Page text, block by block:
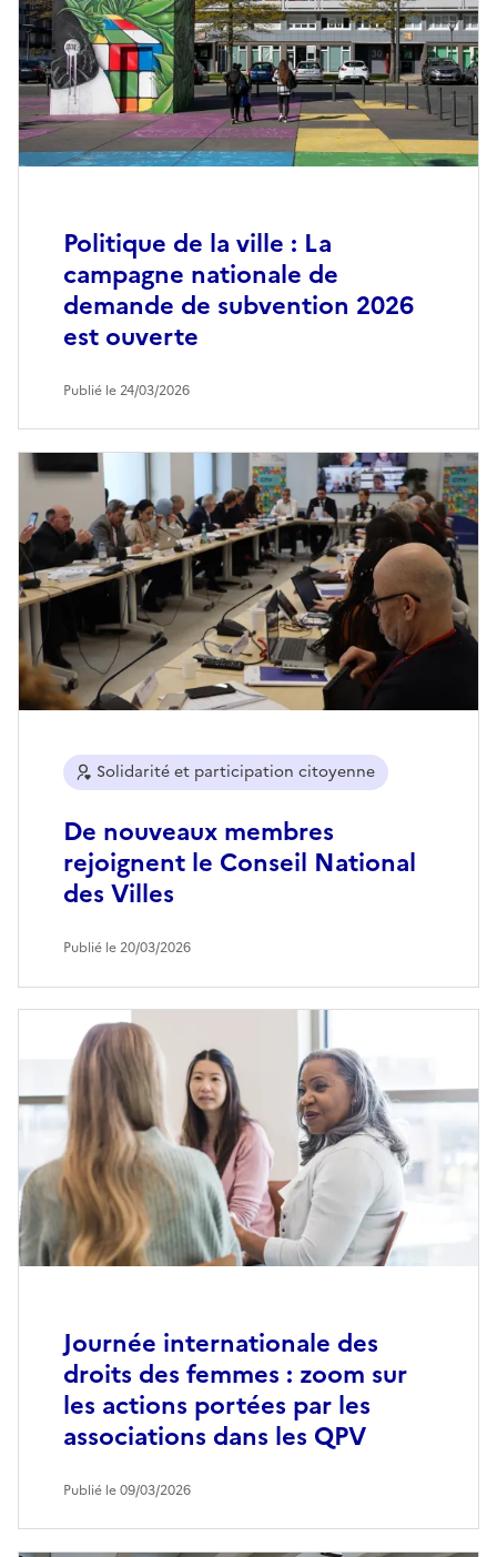
Politique de la ville : La
campagne nationale de
demande de subvention 2026
est ouverte
Publié le 24/03/2026
De nouveaux membres
rejoignent le Conseil National
des Villes
Solidarité et participation citoyenne
Publié le 20/03/2026
Journée internationale des
droits des femmes : zoom sur
les actions portées par les
associations dans les QPV
Publié le 09/03/2026